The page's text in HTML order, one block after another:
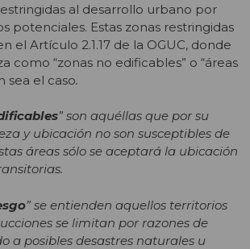
al desarrollo urbano por
potenciales. Estas zonas restringidas
el Artículo 2.1.17 de la OGUC, donde
como “zonas no edificables” o “áreas
sea el caso.
” son aquéllas que por su
y ubicación no son susceptibles de
áreas sólo se aceptará la ubicación
” se entienden aquellos territorios
se limitan por razones de
a posibles desastres naturales u